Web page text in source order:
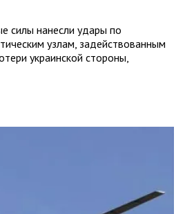
силы нанесли удары по
узлам, задействованным
украинской стороны,